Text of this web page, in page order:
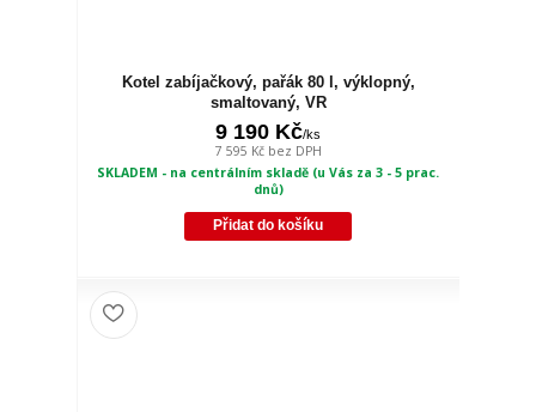
Kotel zabíjačkový, pařák 80 l, výklopný,
smaltovaný, VR
9 190 Kč/ks
7 595 Kč bez DPH
SKLADEM - na centrálním skladě (u Vás za 3 - 5 prac.
dnů)
Přidat do košíku